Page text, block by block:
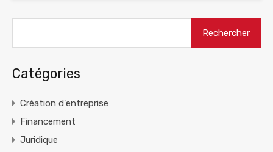
Catégories
Création d'entreprise
Financement
Juridique